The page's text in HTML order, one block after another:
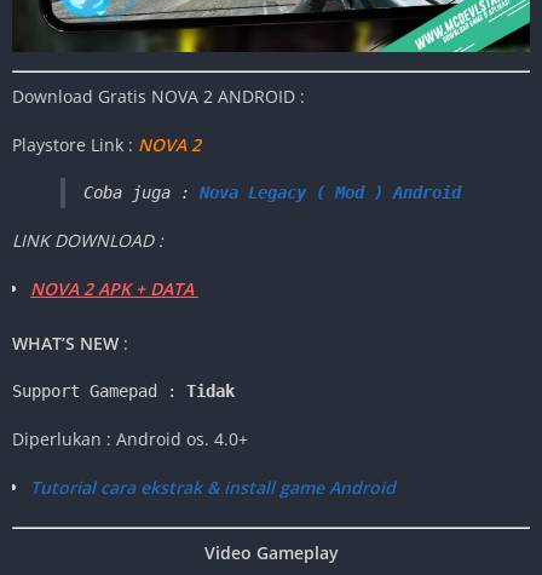
Download Gratis NOVA 2 ANDROID :
Playstore Link : NOVA 2
Coba juga : Nova Legacy ( Mod ) Android
LINK DOWNLOAD :
NOVA 2 APK + DATA
WHAT’S NEW :
Support Gamepad : Tidak
Diperlukan : Android os. 4.0+
Tutorial cara ekstrak & install game Android
Video Gameplay